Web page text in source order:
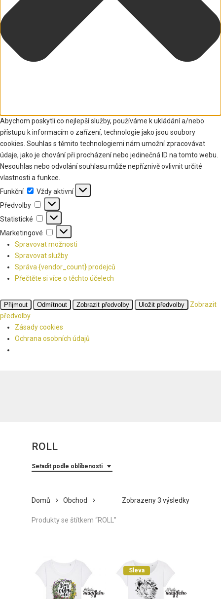
Abychom poskytli co nejlepší služby, používáme k ukládání a/nebo
přístupu k informacím o zařízení, technologie jako jsou soubory
cookies. Souhlas s těmito technologiemi nám umožní zpracovávat
údaje, jako je chování při procházení nebo jedinečná ID na tomto webu.
Nesouhlas nebo odvolání souhlasu může nepříznivě ovlivnit určité
vlastnosti a funkce.
Funkční
Funkční
Vždy aktivní
Předvolby
Předvolby
Statistické Statistické
Marketingové
Marketingové
Spravovat možnosti
Spravovat služby
Správa {vendor_count} prodejců
Přečtěte si více o těchto účelech
Přijmout Odmítnout Zobrazit předvolby Uložit předvolby
Zobrazit
předvolby
Zásady cookies
Ochrana osobních údajů
ROLL
Seřadit podle oblíbenosti
Zobrazeny 3 výsledkySeřazeno
Domů Obchod
Produkty se štítkem “ROLL”
Sleva